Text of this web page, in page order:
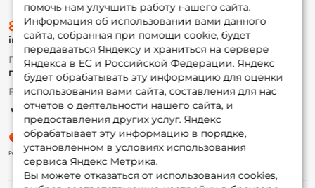
помочь нам улучшить работу нашего сайта.
Информация об использовании вами данного
сайта, собранная при помощи cookie, будет
передаваться Яндексу и храниться на сервере
Яндекса в ЕС и Российской Федерации. Яндекс
будет обрабатывать эту информацию для оценки
использования вами сайта, составления для нас
отчетов о деятельности нашего сайта, и
предоставления других услуг. Яндекс
обрабатывает эту информацию в порядке,
установленном в условиях использования
сервиса Яндекс Метрика.
Вы можете отказаться от использования cookies,
О магазине
Доставка
Оплата
Fox-bonus
Гуру
Партнерская программа
8 (495) 532-77-88
info@foxfishing.ru
По вопросам с заказом
г. Москва, ул. Плеханова д.7
Ежедневно 10:00 до 20:00